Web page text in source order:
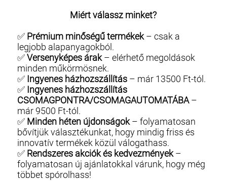
Miért válassz minket?
✅ Prémium minőségű termékek– csak a
legjobb alapanyagokból.
✅ Versenyképes árak– elérhető megoldások
minden műkörmösnek.
✅ Ingyenes házhozszállítás– már 13500 Ft-tól.
✅ Ingyenes házhozszállítás
CSOMAGPONTRA/CSOMAGAUTOMATÁBA–
már 9500 Ft-tól.
✅ Minden héten újdonságok– folyamatosan
bővítjük választékunkat, hogy mindig friss és
innovatív termékek közül válogathass.
✅ Rendszeres akciók és kedvezmények–
folyamatosan új ajánlatokkal várunk, hogy még
többet spórolhass!